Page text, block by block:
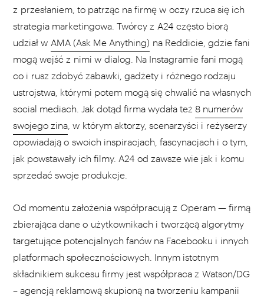
z przesłaniem, to patrząc na firmę w oczy rzuca się ich
strategia marketingowa. Twórcy z A24 często biorą
udział w AMA (Ask Me Anything) na Reddicie, gdzie fani
mogą wejść z nimi w dialog. Na Instagramie fani mogą
co i rusz zdobyć zabawki, gadżety i różnego rodzaju
ustrojstwa, którymi potem mogą się chwalić na własnych
social mediach. Jak dotąd firma wydała też 8 numerów
swojego zina , w którym aktorzy, scenarzyści i reżyserzy
opowiadają o swoich inspiracjach, fascynacjach i o tym,
jak powstawały ich filmy. A24 od zawsze wie jak i komu
sprzedać swoje produkcje.
Od momentu założenia współpracują z Operam — firmą
zbierająca dane o użytkownikach i tworzącą algorytmy
targetujące potencjalnych fanów na Facebooku i innych
platformach społecznościowych. Innym istotnym
składnikiem sukcesu firmy jest współpraca z Watson/DG
– agencją reklamową skupioną na tworzeniu kampanii